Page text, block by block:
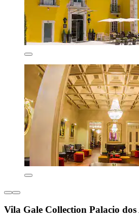
Vila Gale Collection Palacio dos